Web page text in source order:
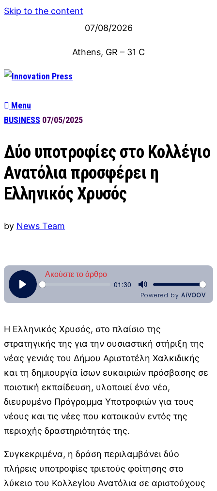
Skip to the content
07/08/2026
Athens, GR – 31 C
Menu
BUSINESS 07/05/2025
Δύο υποτροφίες στο Κολλέγιο
Ανατόλια προσφέρει η
Ελληνικός Χρυσός
by News Team
Η Ελληνικός Χρυσός, στο πλαίσιο της
στρατηγικής της για την ουσιαστική στήριξη της
νέας γενιάς του Δήμου Αριστοτέλη Χαλκιδικής
και τη δημιουργία ίσων ευκαιριών πρόσβασης σε
ποιοτική εκπαίδευση, υλοποιεί ένα νέο,
διευρυμένο Πρόγραμμα Υποτροφιών για τους
νέους και τις νέες που κατοικούν εντός της
περιοχής δραστηριότητάς της.
Συγκεκριμένα, η δράση περιλαμβάνει δύο
πλήρεις υποτροφίες τριετούς φοίτησης στο
λύκειο του Κολλεγίου Ανατόλια σε αριστούχους